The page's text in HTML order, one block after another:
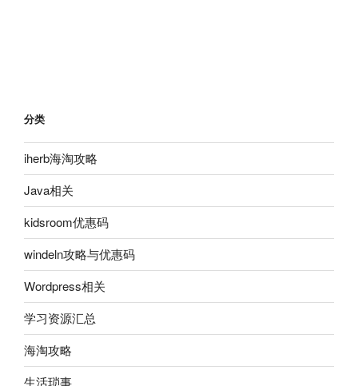
分类
iherb海淘攻略
Java相关
kidsroom优惠码
windeln攻略与优惠码
Wordpress相关
学习资源汇总
海淘攻略
生活琐事